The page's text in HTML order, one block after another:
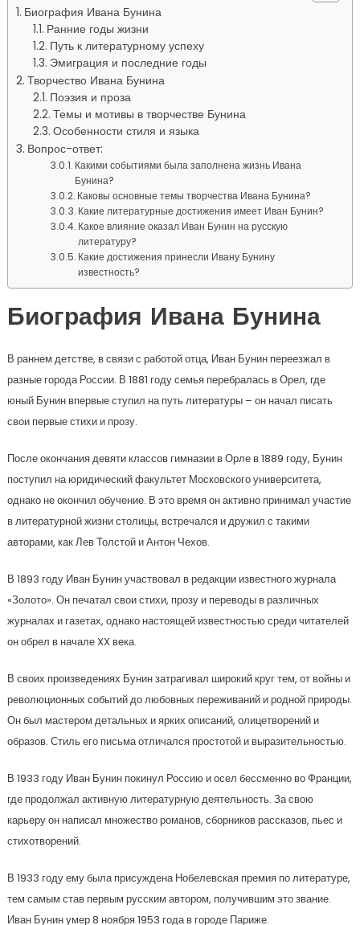
Биография Ивана Бунина
Ранние годы жизни
Путь к литературному успеху
Эмиграция и последние годы
Творчество Ивана Бунина
Поэзия и проза
Темы и мотивы в творчестве Бунина
Особенности стиля и языка
Вопрос-ответ:
Какими событиями была заполнена жизнь Ивана
Бунина?
Каковы основные темы творчества Ивана Бунина?
Какие литературные достижения имеет Иван Бунин?
Какое влияние оказал Иван Бунин на русскую
литературу?
Какие достижения принесли Ивану Бунину
известность?
Биография Ивана Бунина
В раннем детстве, в связи с работой отца, Иван Бунин переезжал в
разные города России. В 1881 году семья перебралась в Орел, где
юный Бунин впервые ступил на путь литературы – он начал писать
свои первые стихи и прозу.
После окончания девяти классов гимназии в Орле в 1889 году, Бунин
поступил на юридический факультет Московского университета,
однако не окончил обучение. В это время он активно принимал участие
в литературной жизни столицы, встречался и дружил с такими
авторами, как Лев Толстой и Антон Чехов.
В 1893 году Иван Бунин участвовал в редакции известного журнала
«Золото». Он печатал свои стихи, прозу и переводы в различных
журналах и газетах, однако настоящей известностью среди читателей
он обрел в начале XX века.
В своих произведениях Бунин затрагивал широкий круг тем, от войны и
революционных событий до любовных переживаний и родной природы.
Он был мастером детальных и ярких описаний, олицетворений и
образов. Стиль его письма отличался простотой и выразительностью.
В 1933 году Иван Бунин покинул Россию и осел бессменно во Франции,
где продолжал активную литературную деятельность. За свою
карьеру он написал множество романов, сборников рассказов, пьес и
стихотворений.
В 1933 году ему была присуждена Нобелевская премия по литературе,
тем самым став первым русским автором, получившим это звание.
Иван Бунин умер 8 ноября 1953 года в городе Париже.